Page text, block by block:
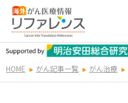
HOME がん記事一覧 がん治療